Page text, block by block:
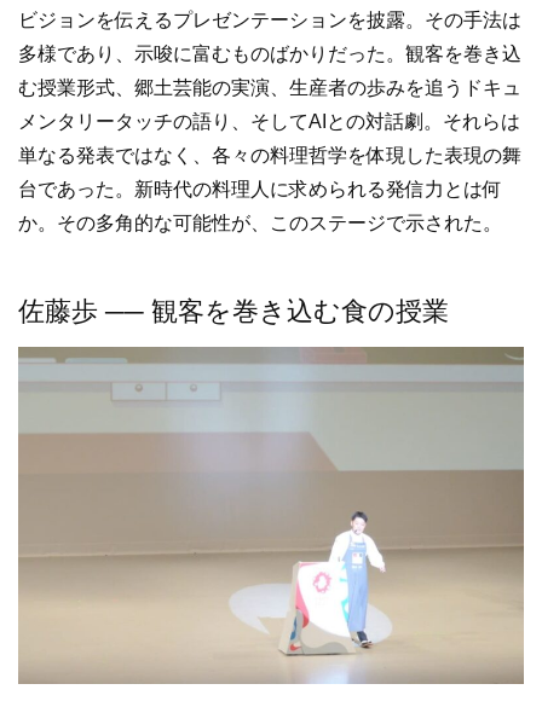
ビジョンを伝えるプレゼンテーションを披露。その手法は
多様であり、示唆に富むものばかりだった。観客を巻き込
む授業形式、郷土芸能の実演、生産者の歩みを追うドキュ
メンタリータッチの語り、そしてAIとの対話劇。それらは
単なる発表ではなく、各々の料理哲学を体現した表現の舞
台であった。新時代の料理人に求められる発信力とは何
か。その多角的な可能性が、このステージで示された。
佐藤歩 ── 観客を巻き込む食の授業